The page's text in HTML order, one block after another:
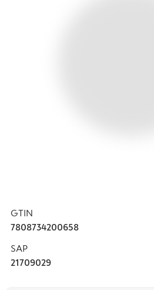
GTIN
7808734200658
SAP
21709029